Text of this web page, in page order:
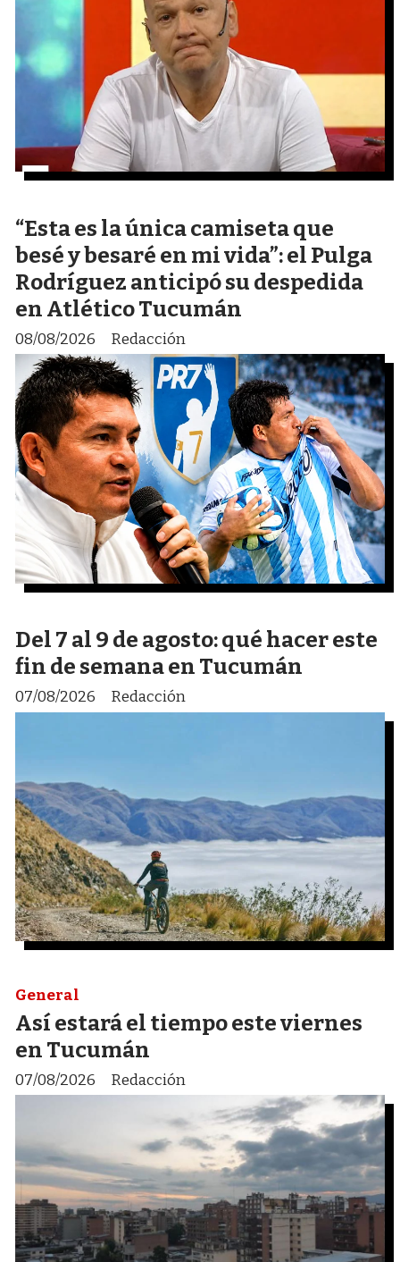
“Esta es la única camiseta que
besé y besaré en mi vida”: el Pulga
Rodríguez anticipó su despedida
en Atlético Tucumán
Redacción
08/08/2026
Del 7 al 9 de agosto: qué hacer este
fin de semana en Tucumán
Redacción
07/08/2026
Así estará el tiempo este viernes
en Tucumán
Redacción
General
07/08/2026